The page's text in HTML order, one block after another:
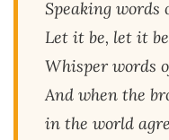
Speaking words
Let it be, let it
Whisper words
And when the
in the world